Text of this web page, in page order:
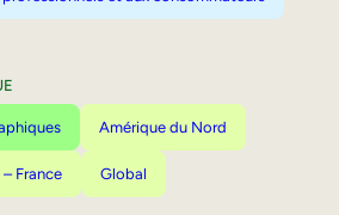
Amérique du Nord
France Global